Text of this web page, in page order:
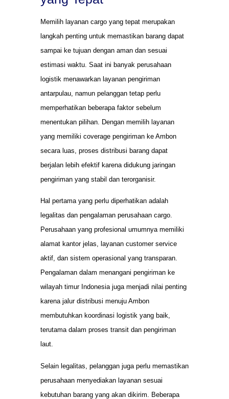
Memilih layanan cargo yang tepat merupakan
langkah penting untuk memastikan barang dapat
sampai ke tujuan dengan aman dan sesuai
estimasi waktu. Saat ini banyak perusahaan
logistik menawarkan layanan pengiriman
antarpulau, namun pelanggan tetap perlu
memperhatikan beberapa faktor sebelum
menentukan pilihan. Dengan memilih layanan
yang memiliki coverage pengiriman ke Ambon
secara luas, proses distribusi barang dapat
berjalan lebih efektif karena didukung jaringan
pengiriman yang stabil dan terorganisir.
Hal pertama yang perlu diperhatikan adalah
legalitas dan pengalaman perusahaan cargo.
Perusahaan yang profesional umumnya memiliki
alamat kantor jelas, layanan customer service
aktif, dan sistem operasional yang transparan.
Pengalaman dalam menangani pengiriman ke
wilayah timur Indonesia juga menjadi nilai penting
karena jalur distribusi menuju Ambon
membutuhkan koordinasi logistik yang baik,
terutama dalam proses transit dan pengiriman
laut.
Selain legalitas, pelanggan juga perlu memastikan
perusahaan menyediakan layanan sesuai
kebutuhan barang yang akan dikirim. Beberapa